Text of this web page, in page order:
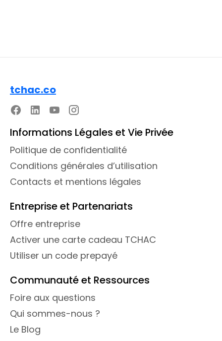
tchac.co
Informations Légales et Vie Privée
Politique de confidentialité
Conditions générales d’utilisation
Contacts et mentions légales
Entreprise et Partenariats
Offre entreprise
Activer une carte cadeau TCHAC
Utiliser un code prepayé
Communauté et Ressources
Foire aux questions
Qui sommes-nous ?
Le Blog